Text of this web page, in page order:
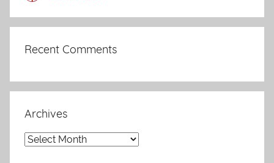
Recent Comments
Archives
Archives